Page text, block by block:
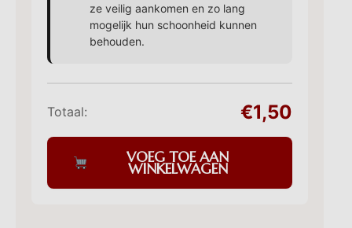
ze veilig aankomen en zo lang
mogelijk hun schoonheid kunnen
behouden.
Totaal: €1,50
VOEG TOE AAN
WINKELWAGEN